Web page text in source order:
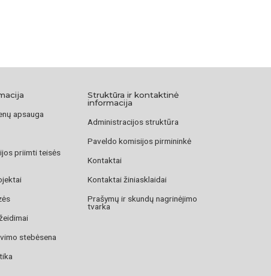
apsauga
priimti teisės
stebėsena
Struktūra ir kontaktinė
informacija
Administracijos struktūra
Paveldo komisijos pirmininkė
Kontaktai
Kontaktai žiniasklaidai
Prašymų ir skundų nagrinėjimo
tvarka